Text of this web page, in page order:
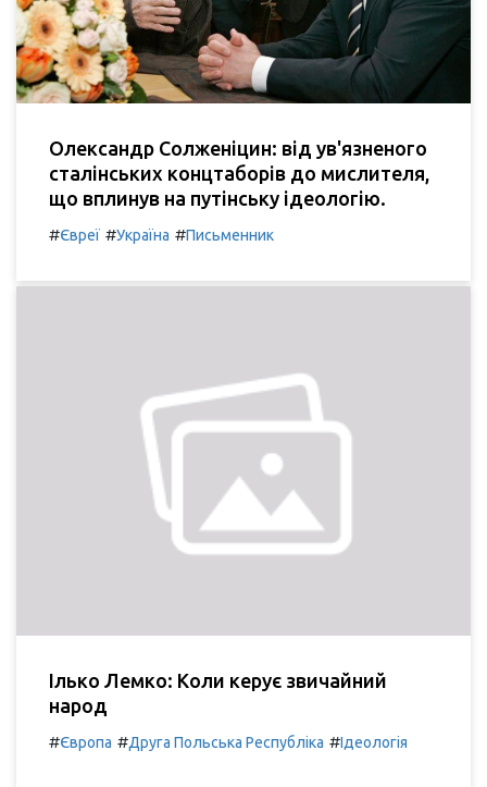
Олександр Солженіцин: від ув'язненого
сталінських концтаборів до мислителя,
що вплинув на путінську ідеологію.
#Євреї #Україна #Письменник
Ілько Лемко: Коли керує звичайний
народ
#Європа #Друга Польська Республіка #Ідеологія